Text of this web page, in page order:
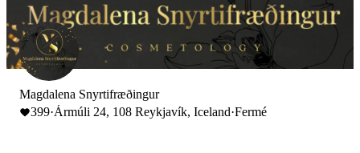
Magdalena Snyrtifræðingur
399·Ármúli 24, 108 Reykjavík, Iceland·Fermé